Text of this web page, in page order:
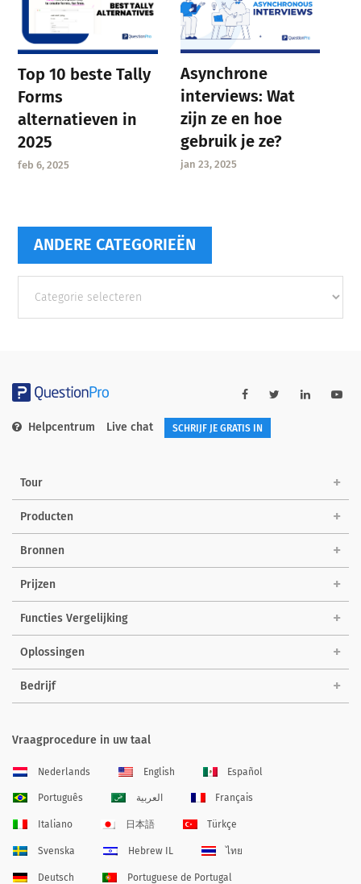
Top 10 beste Tally
Forms
alternatieven in
2025
feb 6, 2025
Asynchrone
interviews: Wat
zijn ze en hoe
gebruik je ze?
jan 23, 2025
ANDERE CATEGORIEËN
categorieën
Helpcentrum Live chat SCHRIJF JE GRATIS IN
Tour
Producten
Bronnen
Prijzen
Functies Vergelijking
Oplossingen
Bedrijf
Vraagprocedure in uw taal
Nederlands English Español
Português العربية Français
Italiano 日本語 Türkçe
Svenska Hebrew IL ไทย
Deutsch Portuguese de Portugal